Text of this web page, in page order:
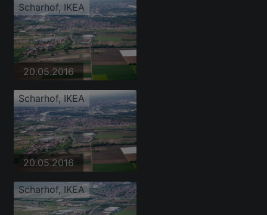
Scharhof, IKEA
20.05.2016
Scharhof, IKEA
20.05.2016
Scharhof, IKEA